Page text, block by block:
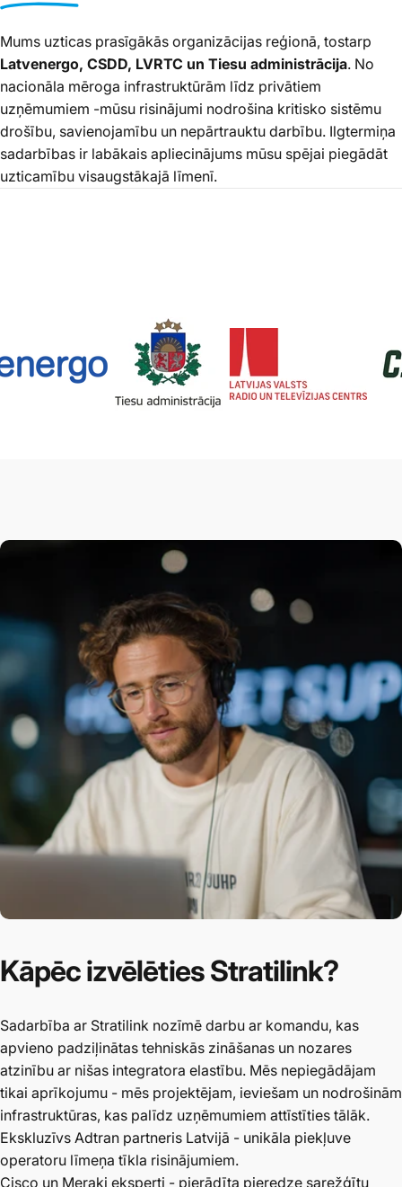
Mums uzticas prasīgākās organizācijas reģionā, tostarp
Latvenergo, CSDD, LVRTC un Tiesu administrācija. No
nacionāla mēroga infrastruktūrām līdz privātiem
uzņēmumiem -mūsu risinājumi nodrošina kritisko sistēmu
drošību, savienojamību un nepārtrauktu darbību. Ilgtermiņa
sadarbības ir labākais apliecinājums mūsu spējai piegādāt
uzticamību visaugstākajā līmenī.
KāpēcizvēlētiesStratilink?
Sadarbība ar Stratilink nozīmē darbu ar komandu, kas
apvieno padziļinātas tehniskās zināšanas un nozares
atzinību ar nišas integratora elastību. Mēs nepiegādājam
tikai aprīkojumu - mēs projektējam, ieviešam un nodrošinām
infrastruktūras, kas palīdz uzņēmumiem attīstīties tālāk.
Ekskluzīvs Adtran partneris Latvijā - unikāla piekļuve
operatoru līmeņa tīkla risinājumiem.
Cisco un Meraki eksperti - pierādīta pieredze sarežģītu